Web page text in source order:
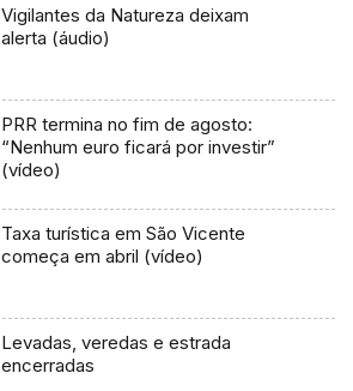
Vigilantes da Natureza deixam
alerta (áudio)
PRR termina no fim de agosto:
“Nenhum euro ficará por investir”
(vídeo)
Taxa turística em São Vicente
começa em abril (vídeo)
Levadas, veredas e estrada
encerradas